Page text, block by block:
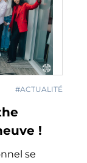
#ACTUALITÉ
!
se